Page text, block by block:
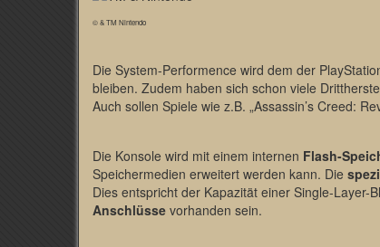
© & TM Nintendo
Die System-Performence wird dem der
bleiben. Zudem haben sich schon viele
Auch sollen Spiele wie z.B. „Assassin’s Creed:
Die Konsole wird mit einem internen Flash-
Speichermedien erweitert werden kann. Die
Dies entspricht der Kapazität einer Single-Layer-
Anschlüsse vorhanden sein.